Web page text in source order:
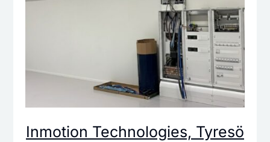
Inmotion Technologies, Tyresö